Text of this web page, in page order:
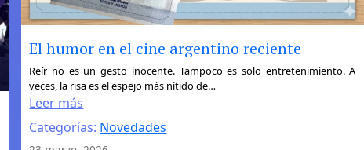
El humor en el cine argentino reciente
Reír no es un gesto inocente. Tampoco es solo entretenimiento. A
veces, la risa es el espejo más nítido de…
Leer más
:
El
humor
en
Categorías: Novedades